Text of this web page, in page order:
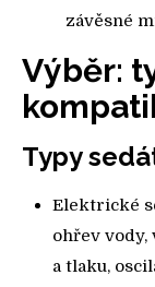
závěsné
Výběr:
Typy
Elektrické
ohřev
a tlaku,